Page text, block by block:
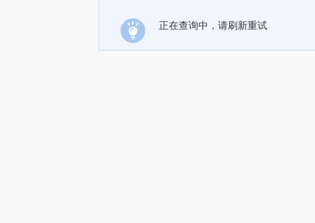
正在查询中，请刷新重试